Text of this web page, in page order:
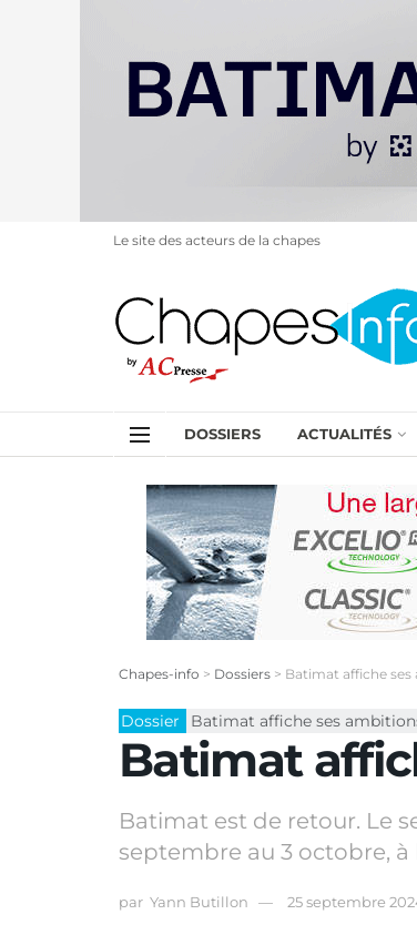
Le site des acteurs de la chapes
DOSSIERS ACTUALITÉS
Chapes-info > Dossiers > Batimat affiche
Dossier Batimat affiche ses
Batimat
Batimat est de retour. Le
septembre au 3 octobre, à
par Yann Butillon 25 septembre